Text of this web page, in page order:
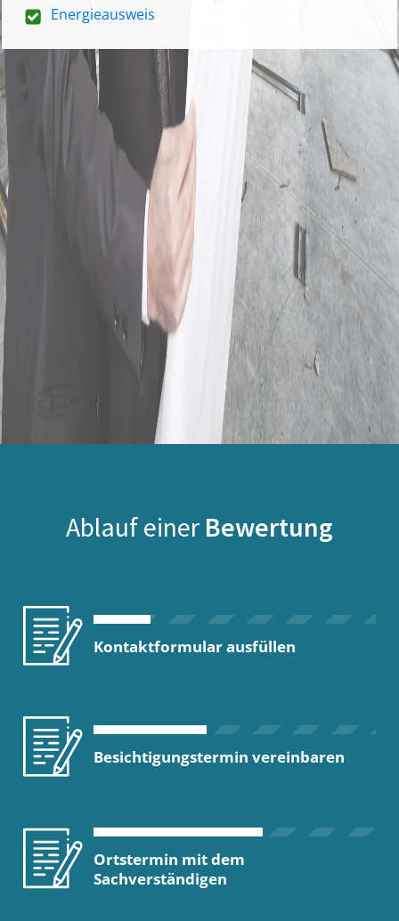
Energieausweis
Ablauf einer Bewertung
Kontaktformular ausfüllen
Besichtigungstermin vereinbaren
Ortstermin mit dem
Sachverständigen